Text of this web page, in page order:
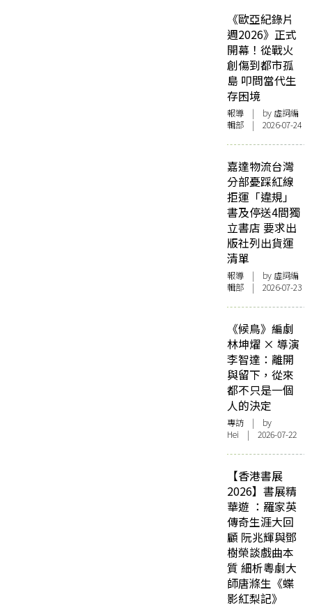
《歐亞紀錄片
週2026》正式
開幕！從戰火
創傷到都市孤
島 叩問當代生
存困境
報導 | by 虛詞編
輯部 | 2026-07-24
嘉達物流台灣
分部憂踩紅線
拒運「違規」
書及停送4間獨
立書店 要求出
版社列出貨運
清單
報導 | by 虛詞編
輯部 | 2026-07-23
《候鳥》編劇
林坤燿 × 導演
李智達：離開
與留下，從來
都不只是一個
人的決定
專訪 | by
Hei | 2026-07-22
【香港書展
2026】書展精
華遊 ：羅家英
傳奇生涯大回
顧 阮兆輝與鄧
樹榮談戲曲本
質 細析粵劇大
師唐滌生《蝶
影紅梨記》